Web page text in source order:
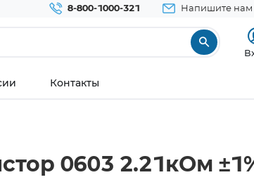
8-800-1000-321 Напишите нам
Контакты
0603 2.21кОм